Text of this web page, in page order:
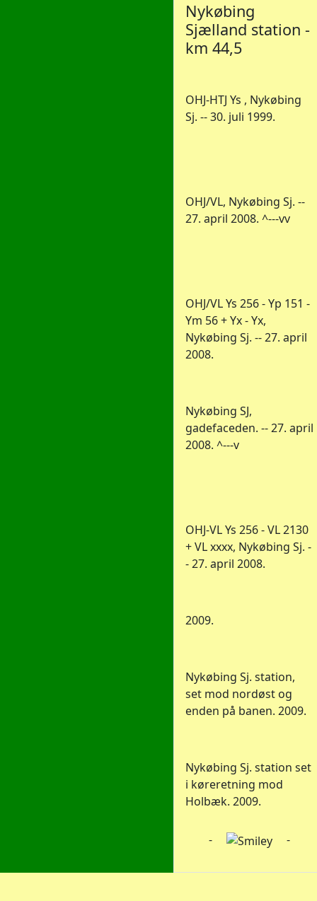
Nykøbing
Sjælland station -
km 44,5
OHJ-HTJ Ys , Nykøbing
Sj. -- 30. juli 1999.
OHJ/VL, Nykøbing Sj. --
27. april 2008. ^---vv
OHJ/VL Ys 256 - Yp 151 -
Ym 56 + Yx - Yx,
Nykøbing Sj. -- 27. april
2008.
Nykøbing SJ,
gadefaceden. -- 27. april
2008. ^---v
OHJ-VL Ys 256 - VL 2130
+ VL xxxx, Nykøbing Sj. -
- 27. april 2008.
2009.
Nykøbing Sj. station,
set mod nordøst og
enden på banen. 2009.
Nykøbing Sj. station set
i køreretning mod
Holbæk. 2009.
- -